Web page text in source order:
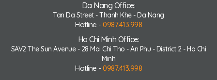
Da Nang Office:
Tan Da Street - Thanh Khe - Da Nang
Hotline - 0987.413.998
Ho Chi Minh Office:
SAV2 The Sun Avenue - 28 Mai Chi Tho - An Phu - District 2 - Ho Chi
Minh
Hotline - 0987.413.998